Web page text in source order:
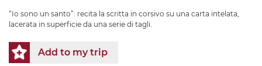
“Io sono un santo”: recita la scritta in corsivo su una carta intelata,
lacerata in superficie da una serie di tagli.
Add to my trip